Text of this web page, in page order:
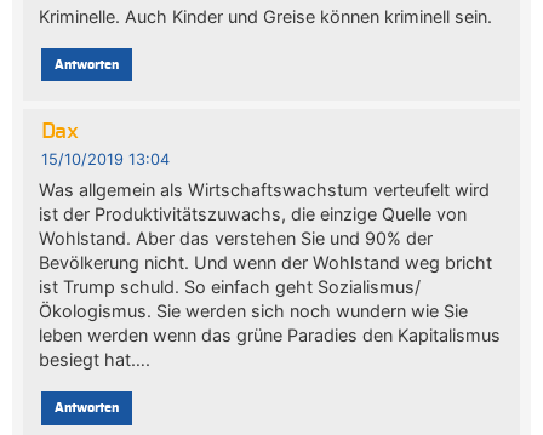
Kriminelle. Auch Kinder und Greise können kriminell sein.
Antworten
Dax
15/10/2019 13:04
Was allgemein als Wirtschaftswachstum verteufelt wird
ist der Produktivitätszuwachs, die einzige Quelle von
Wohlstand. Aber das verstehen Sie und 90% der
Bevölkerung nicht. Und wenn der Wohlstand weg bricht
ist Trump schuld. So einfach geht Sozialismus/
Ökologismus. Sie werden sich noch wundern wie Sie
leben werden wenn das grüne Paradies den Kapitalismus
besiegt hat….
Antworten